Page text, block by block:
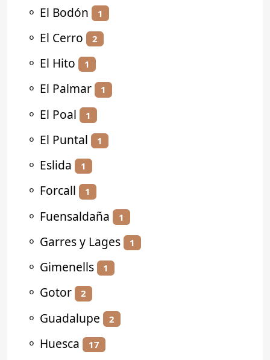
⚬ El Bodón 1
⚬ El Cerro 2
⚬ El Hito 1
⚬ El Palmar 1
⚬ El Poal 1
⚬ El Puntal 1
⚬ Eslida 1
⚬ Forcall 1
⚬ Fuensaldaña 1
⚬ Garres y Lages 1
⚬ Gimenells 1
⚬ Gotor 2
⚬ Guadalupe 2
⚬ Huesca 17